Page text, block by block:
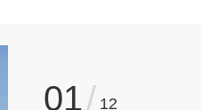
01/ 12